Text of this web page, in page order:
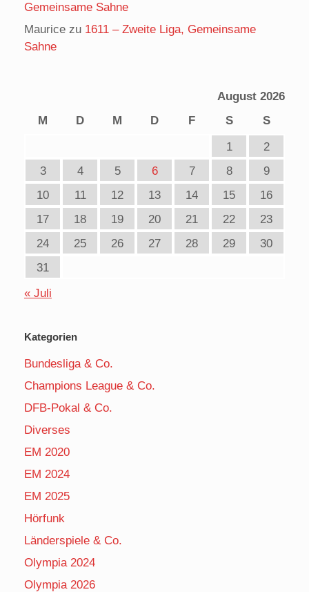
Gemeinsame Sahne
Maurice zu 1611 – Zweite Liga, Gemeinsame
Sahne
August 2026
M
D M D F S
S
1
2
3
4 5 6 7 8
9
10
11 12 13 14 15
16
17
18 19 20 21 22
23
24
25 26 27 28 29
30
31
« Juli
Kategorien
Bundesliga & Co.
Champions League & Co.
DFB-Pokal & Co.
Diverses
EM 2020
EM 2024
EM 2025
Hörfunk
Länderspiele & Co.
Olympia 2024
Olympia 2026